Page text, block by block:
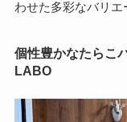
わせた多彩なバリエ
個性豊かなたらこ
LABO